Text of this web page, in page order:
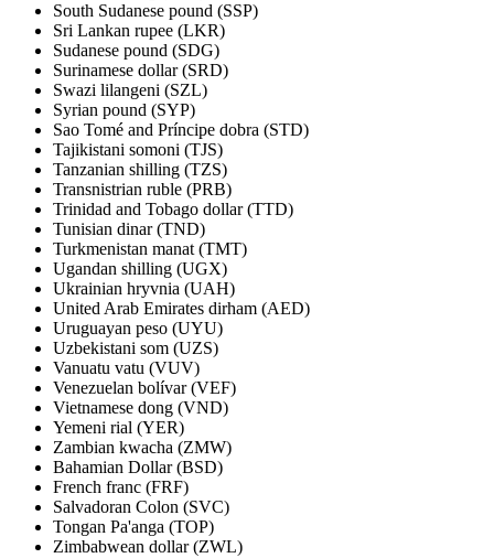
South Sudanese pound (SSP)
Sri Lankan rupee (LKR)
Sudanese pound (SDG)
Surinamese dollar (SRD)
Swazi lilangeni (SZL)
Syrian pound (SYP)
Sao Tomé and Príncipe dobra (STD)
Tajikistani somoni (TJS)
Tanzanian shilling (TZS)
Transnistrian ruble (PRB)
Trinidad and Tobago dollar (TTD)
Tunisian dinar (TND)
Turkmenistan manat (TMT)
Ugandan shilling (UGX)
Ukrainian hryvnia (UAH)
United Arab Emirates dirham (AED)
Uruguayan peso (UYU)
Uzbekistani som (UZS)
Vanuatu vatu (VUV)
Venezuelan bolívar (VEF)
Vietnamese dong (VND)
Yemeni rial (YER)
Zambian kwacha (ZMW)
Bahamian Dollar (BSD)
French franc (FRF)
Salvadoran Colon (SVC)
Tongan Pa'anga (TOP)
Zimbabwean dollar (ZWL)